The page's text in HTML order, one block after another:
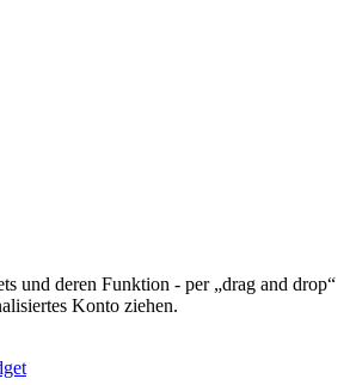
und deren Funktion - per „drag and drop“
Konto ziehen.